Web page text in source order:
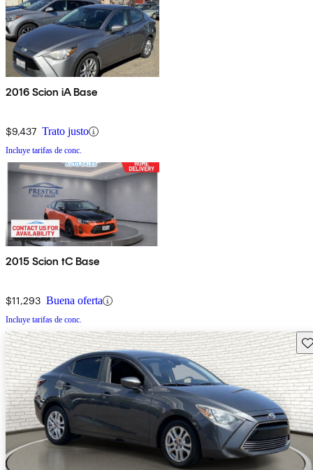
2016 Scion iA Base
$9,437 Trato justo
Incluye tarifas de conc.
2015 Scion tC Base
$11,293 Buena oferta
Incluye tarifas de conc.